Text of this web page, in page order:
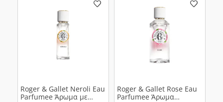
Roger & Gallet Neroli Eau
Parfumee Άρωμα με
Roger & Gallet Rose Eau
Parfumee Άρωμα